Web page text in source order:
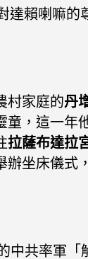
達賴喇嘛的
村家庭的丹
童，這一年
拉薩布達拉
辦坐床儀式
中共率軍「